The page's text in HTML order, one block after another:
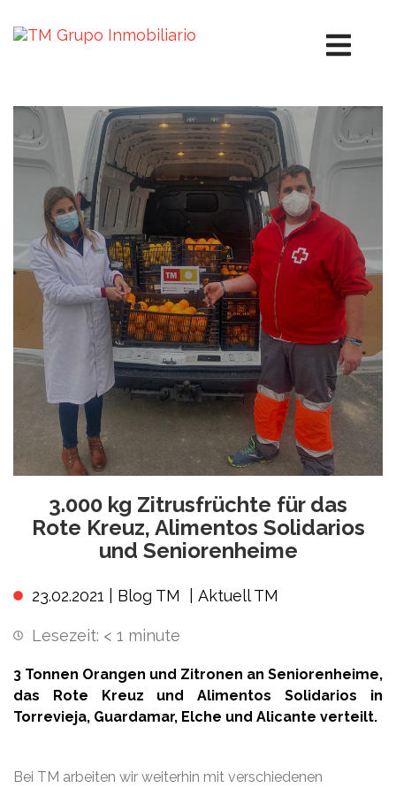
3.000 kg Zitrusfrüchte für das
Rote Kreuz, Alimentos Solidarios
und Seniorenheime
23.02.2021 | Blog TM Aktuell TM
Lesezeit: < 1 minute
3 Tonnen Orangen und Zitronen an Seniorenheime,
das Rote Kreuz und Alimentos Solidarios in
Torrevieja, Guardamar, Elche und Alicante verteilt.
Bei TM arbeiten wir weiterhin mit verschiedenen